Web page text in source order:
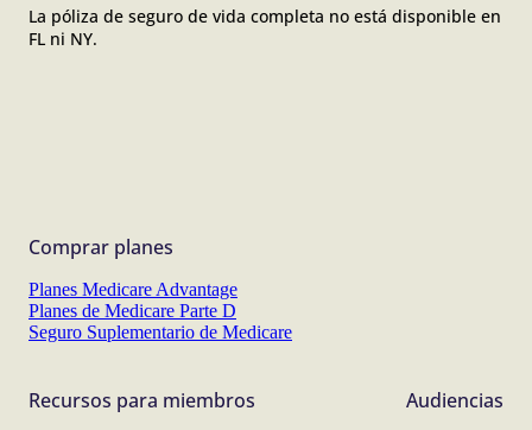
La póliza de seguro de vida completa no está disponible en
FL ni NY.
Comprar planes
Planes Medicare Advantage
Planes de Medicare Parte D
Seguro Suplementario de Medicare
Recursos para miembros Audiencias